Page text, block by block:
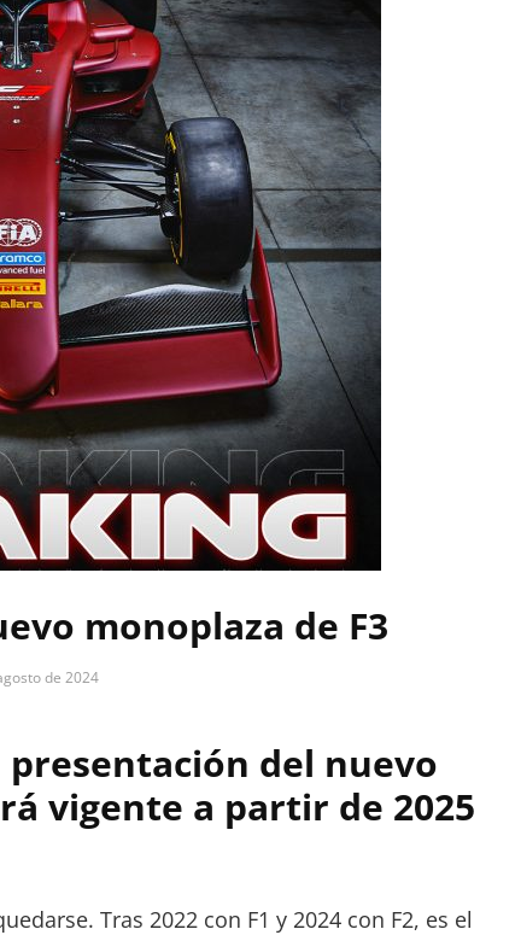
monoplaza de F3
de 2024
del nuevo
vigente a partir de 2025
Tras 2022 con F1 y 2024 con F2, es el